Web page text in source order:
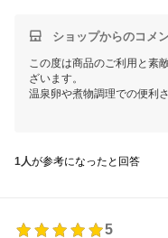
ショップからのコメ
この度は商品のご利用と素
ざいます。
温泉卵や煮物調理での便利
1人が参考になったと回答
5